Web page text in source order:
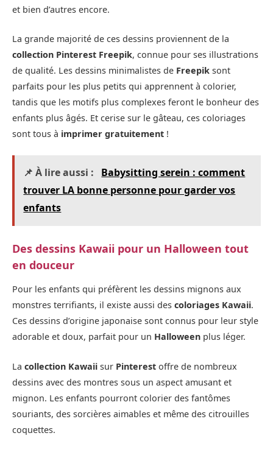
et bien d’autres encore.
La grande majorité de ces dessins proviennent de la
collection Pinterest Freepik, connue pour ses illustrations
de qualité. Les dessins minimalistes de Freepik sont
parfaits pour les plus petits qui apprennent à colorier,
tandis que les motifs plus complexes feront le bonheur des
enfants plus âgés. Et cerise sur le gâteau, ces coloriages
sont tous à imprimer gratuitement !
📌 À lire aussi :
Babysitting serein : comment
trouver LA bonne personne pour garder vos
enfants
Des dessins Kawaii pour un Halloween tout
en douceur
Pour les enfants qui préfèrent les dessins mignons aux
monstres terrifiants, il existe aussi des coloriages Kawaii.
Ces dessins d’origine japonaise sont connus pour leur style
adorable et doux, parfait pour un Halloween plus léger.
La collection Kawaii sur Pinterest offre de nombreux
dessins avec des montres sous un aspect amusant et
mignon. Les enfants pourront colorier des fantômes
souriants, des sorcières aimables et même des citrouilles
coquettes.